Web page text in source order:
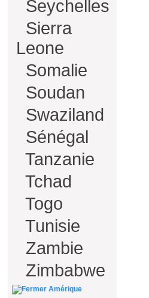
Seychelles
Sierra
Leone
Somalie
Soudan
Swaziland
Sénégal
Tanzanie
Tchad
Togo
Tunisie
Zambie
Zimbabwe
Amérique